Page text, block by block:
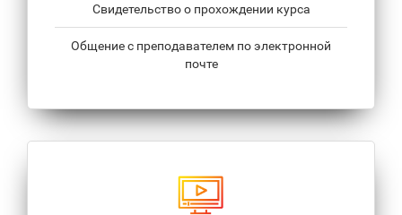
Свидетельство о прохождении курса
Общение с преподавателем по электронной
почте